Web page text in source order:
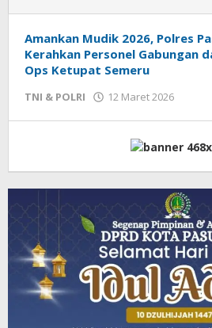
Amankan Mudik 2026, Polres
Kerahkan Personel Gabungan
Ops Ketupat Semeru
TNI & POLRI 12 Maret 2026